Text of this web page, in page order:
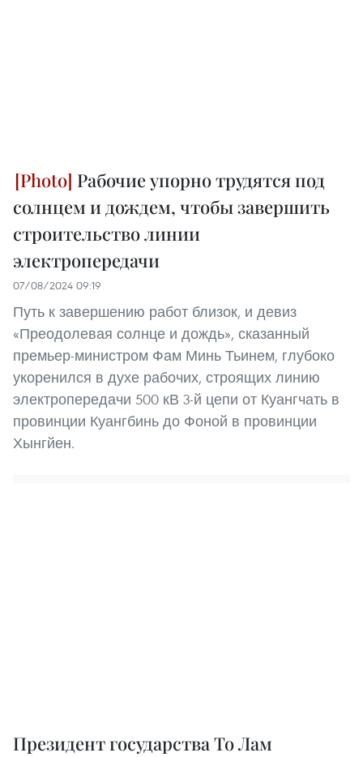
Рабочие упорно трудятся под
солнцем и дождем, чтобы завершить
строительство линии
электропередачи
07/08/2024 09:19
Путь к завершению работ близок, и девиз
«Преодолевая солнце и дождь», сказанный
премьер-министром Фам Минь Тьинем, глубоко
укоренился в духе рабочих, строящих линию
электропередачи 500 кВ 3-й цепи от Куангчать в
провинции Куангбинь до Фоной в провинции
Хынгйен.
Президент государства То Лам